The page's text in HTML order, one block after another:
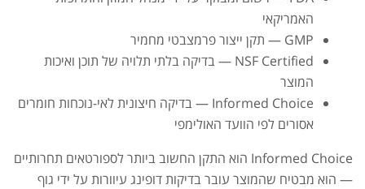
האמריקאי
GMP — תקן ייצור פרמצבטי מחמיר
NSF Certified — בדיקה בלתי תלויה של תוכן ואיכות
המוצר
Informed Choice — בדיקה חיצונית לאי-נוכחות חומרים
אסורים לפי הוועד האולימפי
Informed Choice הוא התקן החשוב ביותר לספורטאים תחרותיים
— הוא מבטיח שהמוצר עובר בדיקות דופינג עיוורות על ידי גוף